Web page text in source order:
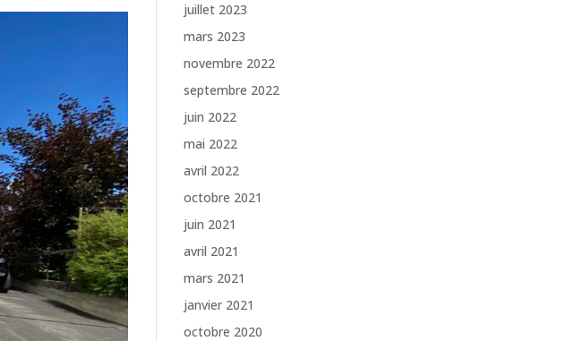
juillet 2023
mars 2023
novembre 2022
septembre 2022
juin 2022
mai 2022
avril 2022
octobre 2021
juin 2021
avril 2021
mars 2021
janvier 2021
octobre 2020